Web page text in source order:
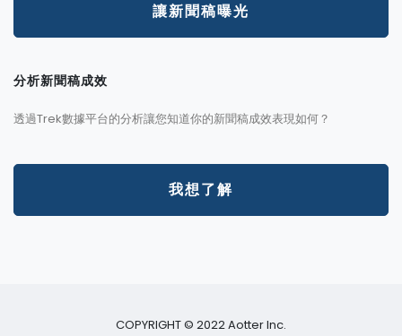
讓新聞稿曝光
分析新聞稿成效
透過Trek數據平台的分析讓您知道你的新聞稿成效表現如何？
我想了解
COPYRIGHT © 2022 Aotter Inc.